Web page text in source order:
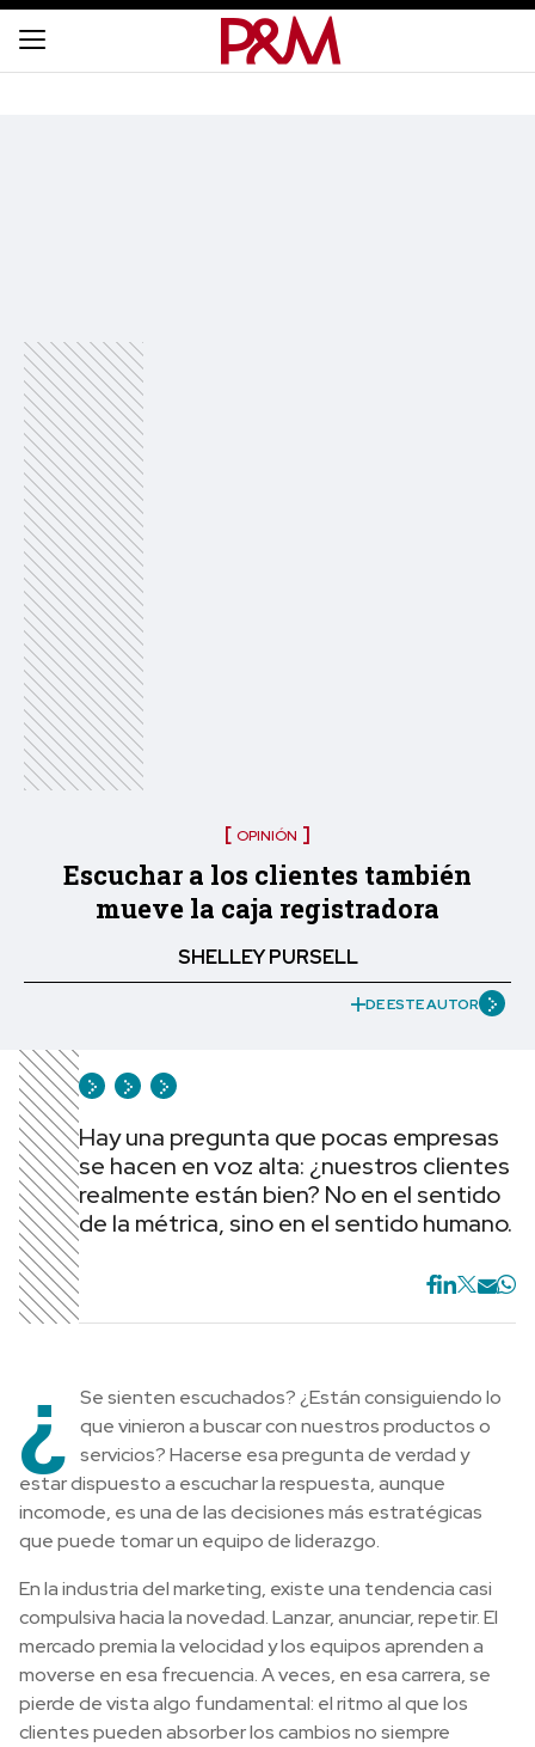
OPINIÓN
Escuchar a los clientes también
mueve la caja registradora
SHELLEY PURSELL
DE ESTE AUTOR
Hay una pregunta que pocas empresas
se hacen en voz alta: ¿nuestros clientes
realmente están bien? No en el sentido
de la métrica, sino en el sentido humano.
¿
Se sienten escuchados? ¿Están consiguiendo lo
que vinieron a buscar con nuestros productos o
servicios? Hacerse esa pregunta de verdad y
estar dispuesto a escuchar la respuesta, aunque
incomode, es una de las decisiones más estratégicas
que puede tomar un equipo de liderazgo.
En la industria del marketing, existe una tendencia casi
compulsiva hacia la novedad. Lanzar, anunciar, repetir. El
mercado premia la velocidad y los equipos aprenden a
moverse en esa frecuencia. A veces, en esa carrera, se
pierde de vista algo fundamental: el ritmo al que los
clientes pueden absorber los cambios no siempre